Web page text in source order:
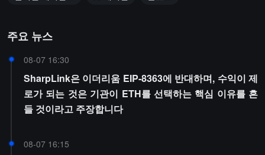
주요 뉴스
08-07 16:30
SharpLink은 이더리움 EIP-8363에 반대하며, 수익이 제
로가 되는 것은 기관이 ETH를 선택하는 핵심 이유를 흔
들 것이라고 주장합니다
08-07 16:15